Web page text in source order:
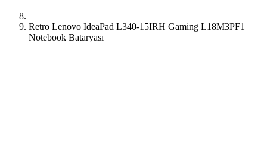
Retro Lenovo IdeaPad L340-15IRH Gaming L18M3PF1
Notebook Bataryası